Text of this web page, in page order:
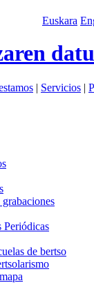
Euskara
| Servicios |
Periódicas
de bertso